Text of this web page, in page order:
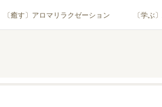
〔癒す〕アロマリラクゼーション 〔学ぶ